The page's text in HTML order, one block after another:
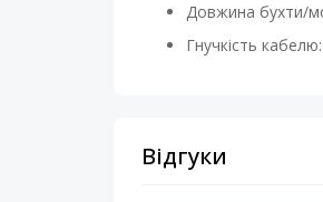
Довжина бухти/
Гнучкість
Відгуки